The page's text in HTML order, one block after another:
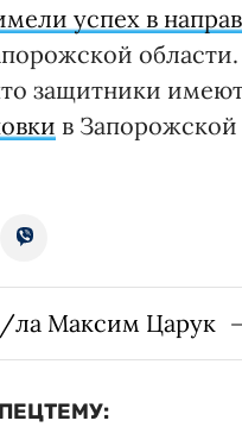
успех в
области.
защитники
в Запорожской
ла Максим Царук